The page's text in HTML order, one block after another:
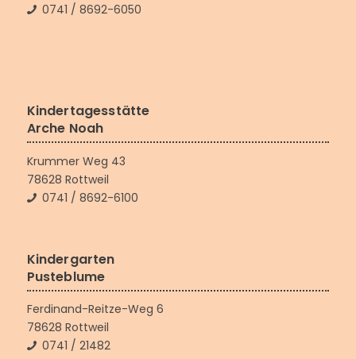
0741 / 8692-6050
Kindertagesstätte
Arche Noah
Krummer Weg 43
78628 Rottweil
0741 / 8692-6100
Kindergarten
Pusteblume
Ferdinand-Reitze-Weg 6
78628 Rottweil
0741 / 21482